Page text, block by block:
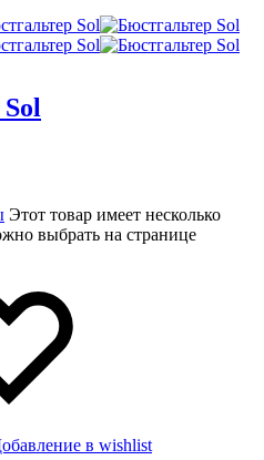
Этот товар имеет несколько
выбрать на странице
в wishlist